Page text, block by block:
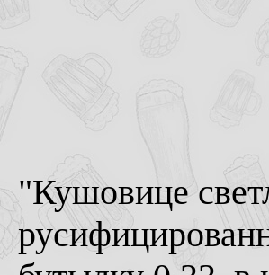
"Кушовице